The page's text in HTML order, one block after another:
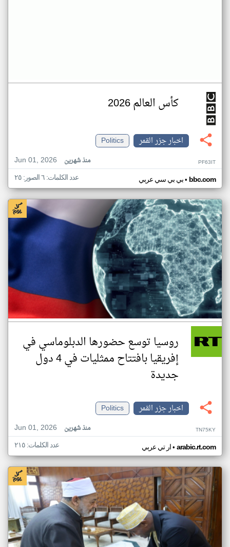
كأس العالم 2026
اخبار جزر القمر
Politics
Jun 01, 2026
منذ شهرين PF63IT
بي بي سي عربي• bbc.com عدد الكلمات: ٦ الصور: ٢٥
روسيا توسع حضورها الدبلوماسي في
إفريقيا بافتتاح ممثليات في 4 دول
جديدة
اخبار جزر القمر
Politics
Jun 01, 2026
منذ شهرين TN75KY
ار تي عربي• arabic.rt.com عدد الكلمات: ٢١٥